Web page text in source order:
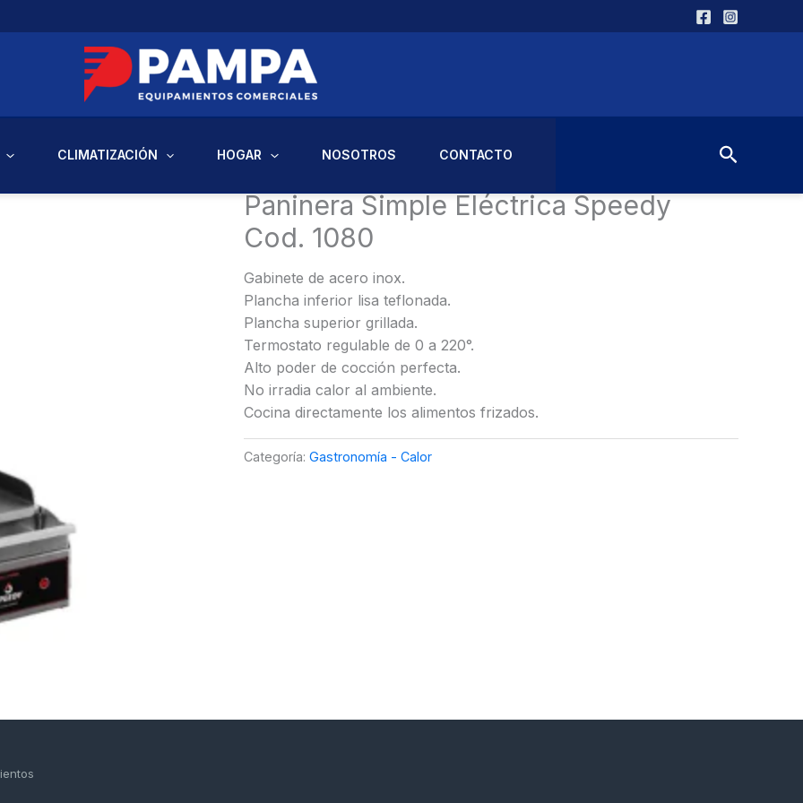
CLIMATIZACIÓN HOGAR NOSOTROS CONTACTO Buscar
Inicio Gastronomía - Calor / Paninera Simple Eléctrica Speedy Cod. 1080
Paninera Simple Eléctrica Speedy
Cod. 1080
Gabinete de acero inox.
Plancha inferior lisa teflonada.
Plancha superior grillada.
Termostato regulable de 0 a 220°.
Alto poder de cocción perfecta.
No irradia calor al ambiente.
Cocina directamente los alimentos frizados.
Categoría: Gastronomía - Calor